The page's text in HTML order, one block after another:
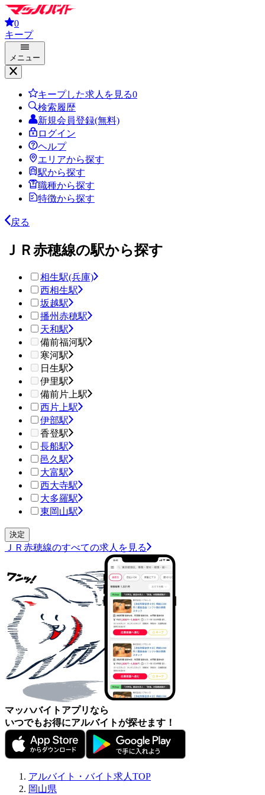
0
キープ
メニュー
キープした求人を見る0
検索履歴
新規会員登録(無料)
ログイン
ヘルプ
エリアから探す
駅から探す
職種から探す
特徴から探す
戻る
ＪＲ赤穂線の駅から探す
相生駅(兵庫)
西相生駅
坂越駅
播州赤穂駅
天和駅
備前福河駅
寒河駅
日生駅
伊里駅
備前片上駅
西片上駅
伊部駅
香登駅
長船駅
邑久駅
大富駅
西大寺駅
大多羅駅
東岡山駅
ＪＲ赤穂線のすべての求人を見る
マッハバイトアプリなら
いつでもお得にアルバイトが探せます！
アルバイト・バイト求人TOP
岡山県